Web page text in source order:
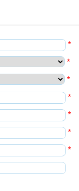
*
*
*
*
*
*
*